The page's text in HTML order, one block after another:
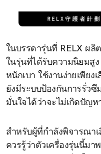
ในบรรดารุ่นที่ RELX ผลิ
ในรุ่นที่ได้รับความนิยมสู
หนักเบา ใช้งานง่ายเพีย
ยังมีระบบป้องกันการรั่ว
มั่นใจได้ว่าจะไม่เกิดปัญห
สำหรับผู้ที่กำลังพิจารณา
ควรรู้ว่าตัวเครื่องรุ่นนี้ม